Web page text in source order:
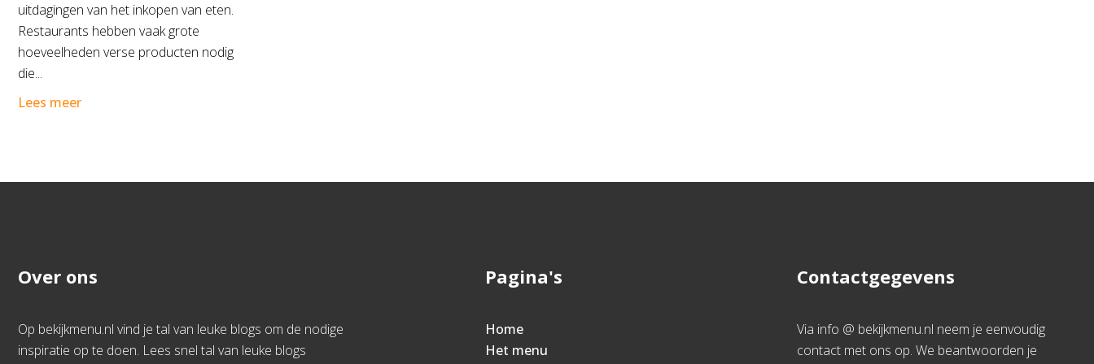
uitdagingen van het inkopen van eten.
Restaurants hebben vaak grote
hoeveelheden verse producten nodig
die...
Lees meer
Over ons
Op bekijkmenu.nl vind je tal van leuke blogs om de nodige
inspiratie op te doen. Lees snel tal van leuke blogs
Pagina's
Home
Het menu
Contactgegevens
Via info @ bekijkmenu.nl neem je eenvoudig
contact met ons op. We beantwoorden je